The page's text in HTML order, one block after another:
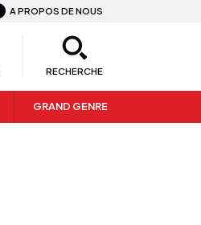
A PROPOS DE NOUS
RECHERCHE
GRAND GENRE